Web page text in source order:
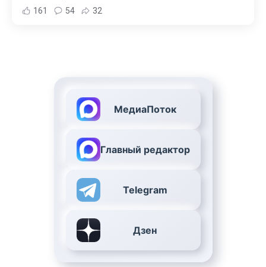
161 54 32
МедиаПоток
Главный редактор
Telegram
Дзен